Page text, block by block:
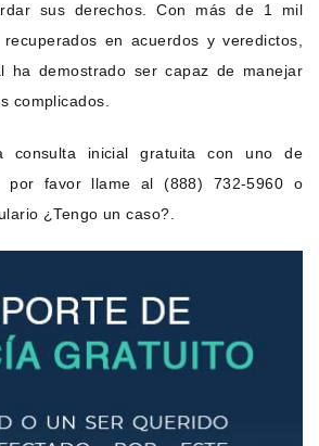
sus derechos. Con más de 1 mil
en acuerdos y veredictos,
ha demostrado ser capaz de manejar
complicados.
consulta inicial gratuita con uno de
por favor llame al (888) 732-5960 o
¿Tengo un caso?.